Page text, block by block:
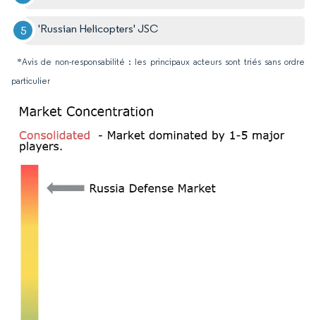
'Russian Helicopters' JSC
*Avis de non-responsabilité : les principaux acteurs sont triés sans ordre
particulier